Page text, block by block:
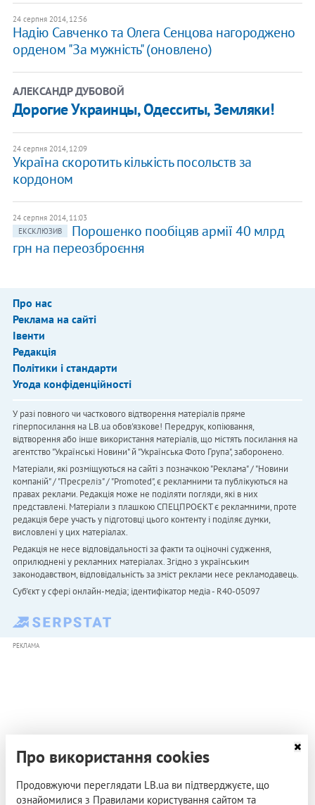
24 серпня 2014, 12:56
Надію Савченко та Олега Сенцова нагороджено
орденом "За мужність" (оновлено)
АЛЕКСАНДР ДУБОВОЙ
Дорогие Украинцы, Одесситы, Земляки!
24 серпня 2014, 12:09
Україна скоротить кількість посольств за
кордоном
24 серпня 2014, 11:03
ЕКСКЛЮЗИВ
Порошенко пообіцяв армії 40 млрд
грн на переозброєння
Про нас
Реклама на сайті
Івенти
Редакція
Політики і стандарти
Угода конфіденційності
У разі повного чи часткового відтворення матеріалів пряме
гіперпосилання на LB.ua обов'язкове! Передрук, копіювання,
відтворення або інше використання матеріалів, що містять посилання на
агентство "Українськi Новини" й "Українська Фото Група", заборонено.
Матеріали, які розміщуються на сайті з позначкою "Реклама" / "Новини
компаній" / "Пресреліз" / "Promoted", є рекламними та публікуються на
правах реклами. Редакція може не поділяти погляди, які в них
представлені. Матеріали з плашкою СПЕЦПРОЄКТ є рекламними, проте
редакція бере участь у підготовці цього контенту і поділяє думки,
висловлені у цих матеріалах.
Редакція не несе відповідальності за факти та оціночні судження,
оприлюднені у рекламних матеріалах. Згідно з українським
законодавством, відповідальність за зміст реклами несе рекламодавець.
Cуб'єкт у сфері онлайн-медіа; ідентифікатор медіа - R40-05097
РЕКЛАМА
Про використання cookies
Продовжуючи переглядати LB.ua ви підтверджуєте, що
ознайомилися з Правилами користування сайтом та